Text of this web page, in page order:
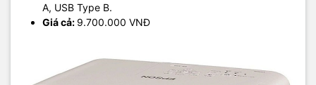
A, USB Type B.
Giá cả: 9.700.000 VNĐ